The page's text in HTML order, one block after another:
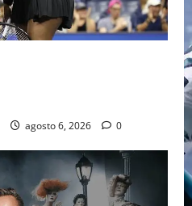
agosto 6, 2026 0